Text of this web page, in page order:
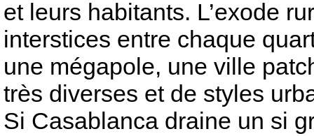
et leurs habitants. L’exode
interstices entre chaque
une mégapole, une ville
très diverses et de styles
Si Casablanca draine un si